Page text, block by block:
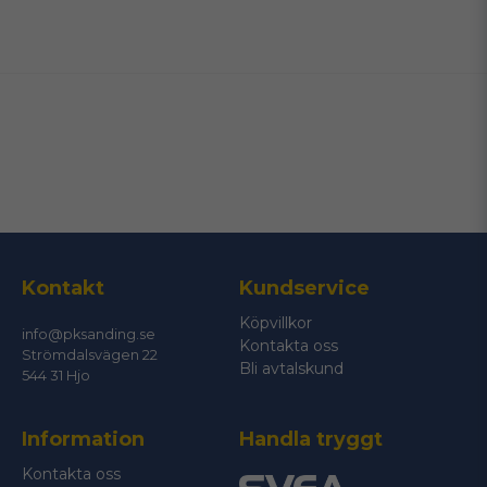
Ja, ni får publicera min fråga
Skicka fråga
Kontakt
info@pksanding.se
Strömdalsvägen 22
544 31 Hjo
Kundservice
Köpvillkor
Kontakta oss
Bli avtalskund
Information
Kontakta oss
Handla tryggt